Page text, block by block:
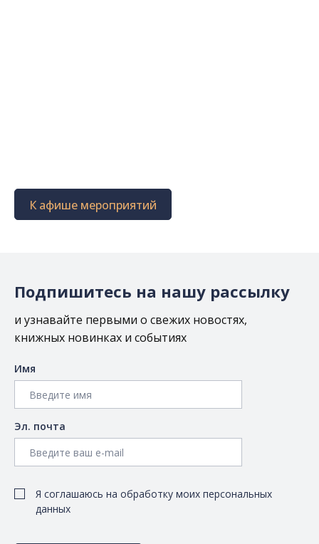
К афише мероприятий
Подпишитесь на нашу рассылку
и узнавайте первыми о свежих новостях,
книжных новинках и событиях
Имя
Эл. почта
Я соглашаюсь на обработку моих персональных
данных